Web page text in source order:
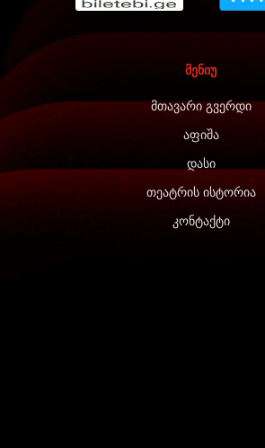
მენიუ
მთავარი გვერდი
აფიშა
დასი
თეატრის ისტორია
კონტაქტი